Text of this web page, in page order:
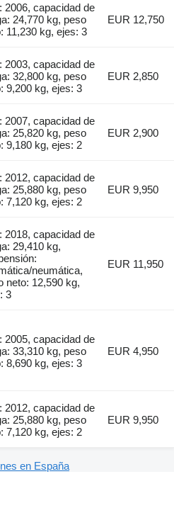
2006, capacidad de
24,770 kg, peso
11,230 kg, ejes: 3
EUR 12,750
2003, capacidad de
32,800 kg, peso
9,200 kg, ejes: 3
EUR 2,850
2007, capacidad de
25,820 kg, peso
9,180 kg, ejes: 2
EUR 2,900
2012, capacidad de
25,880 kg, peso
7,120 kg, ejes: 2
EUR 9,950
2018, capacidad de
29,410 kg,
neumática,
neto: 12,590 kg,
3
EUR 11,950
2005, capacidad de
33,310 kg, peso
8,690 kg, ejes: 3
EUR 4,950
2012, capacidad de
25,880 kg, peso
7,120 kg, ejes: 2
EUR 9,950
en España